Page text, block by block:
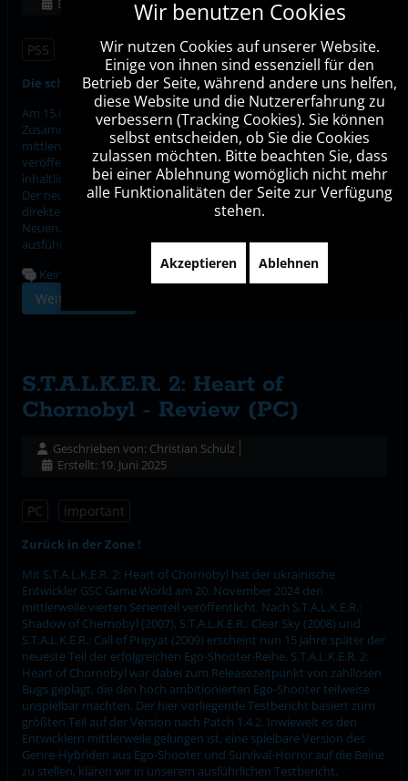
Erstellt: 08. September 2025
PS5 important
Die schmerzhafte Geburt des Doom-Slayers ist vollendet !
Am 15.05.2025 hat der Kult-Entwickler id Software in
Zusammenarbeit mit dem Publisher Bethesda Softworks den
mittlerweile dritten Teil der modernen Doom-Triologie
veröffentlicht. Bei Doom: The Dark Ages handelt es sich dabei
inhaltlich um das Sequel zu Doom (2016) und Doom: Eternal (2020).
Der neueste Serienteil spielt sich dabei deutlich anders als noch der
direkte Vorgänger. Inwieweit die von id Software implementierten
Neuerungen überzeugen können, klären wir in unserem
ausführlichen Testbericht.
Keine Kommentare
Weiterlesen …
S.T.A.L.K.E.R. 2: Heart of
Chornobyl - Review (PC)
Geschrieben von: Christian Schulz
Erstellt: 19. Juni 2025
PC important
Zurück in der Zone !
Mit S.T.A.L.K.E.R. 2: Heart of Chornobyl hat der ukrainische
Entwickler GSC Game World am 20. November 2024 den
mittlerweile vierten Serienteil veröffentlicht. Nach S.T.A.L.K.E.R.:
Shadow of Chernobyl (2007), S.T.A.L.K.E.R.: Clear Sky (2008) und
S.T.A.L.K.E.R.: Call of Pripyat (2009) erscheint nun 15 Jahre später der
neueste Teil der erfolgreichen Ego-Shooter-Reihe. S.T.A.L.K.E.R. 2:
Heart of Chornobyl war dabei zum Releasezeitpunkt von zahllosen
Bugs geplagt, die den hoch ambitionierten Ego-Shooter teilweise
unspielbar machten. Der hier vorliegende Testbericht basiert zum
größten Teil auf der Version nach Patch 1.4.2. Inwieweit es den
Entwicklern mittlerweile gelungen ist, eine spielbare Version des
Genre-Hybriden aus Ego-Shooter und Survival-Horror auf die Beine
zu stellen, klären wir in unserem ausführlichen Testbericht.
Wir benutzen Cookies
Wir nutzen Cookies auf unserer Website.
Einige von ihnen sind essenziell für den
Betrieb der Seite, während andere uns helfen,
diese Website und die Nutzererfahrung zu
verbessern (Tracking Cookies). Sie können
selbst entscheiden, ob Sie die Cookies
zulassen möchten. Bitte beachten Sie, dass
bei einer Ablehnung womöglich nicht mehr
alle Funktionalitäten der Seite zur Verfügung
stehen.
Akzeptieren Ablehnen